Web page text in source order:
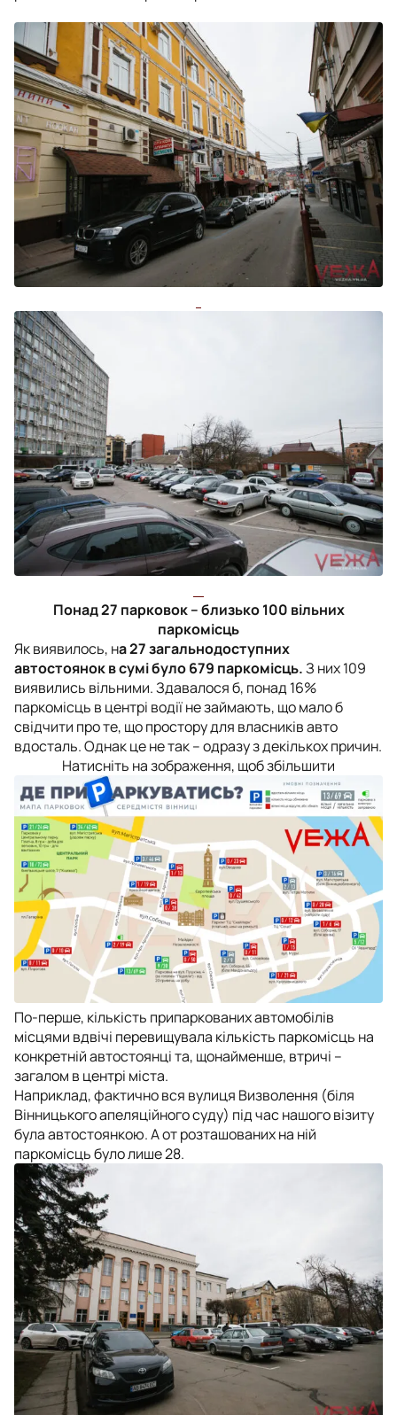
Понад 27 парковок – близько 100 вільних
паркомісць
Як виявилось, на 27 загальнодоступних
автостоянок в сумі було 679 паркомісць.З них 109
виявились вільними. Здавалося б, понад 16%
паркомісць в центрі водії не займають, що мало б
свідчити про те, що простору для власників авто
вдосталь. Однак це не так – одразу з декількох причин.
Натисніть на зображення, щоб збільшити
По-перше, кількість припаркованих автомобілів
місцями вдвічі перевищувала кількість паркомісць на
конкретній автостоянці та, щонайменше, втричі –
загалом в центрі міста.
Наприклад, фактично вся вулиця Визволення (біля
Вінницького апеляційного суду) під час нашого візиту
була автостоянкою. А от розташованих на ній
паркомісць було лише 28.